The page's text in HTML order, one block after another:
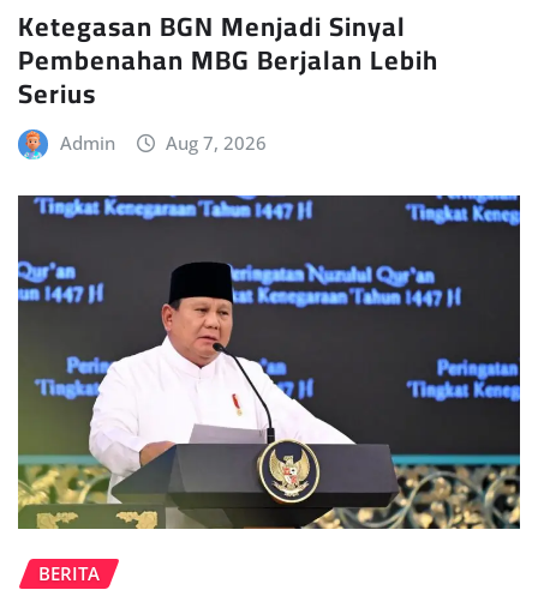
Ketegasan BGN Menjadi Sinyal
Pembenahan MBG Berjalan Lebih
Serius
Admin Aug 7, 2026
BERITA